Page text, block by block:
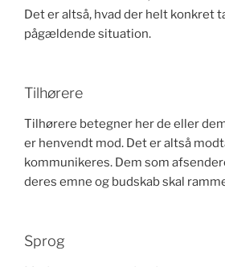
Det er altså, hvad der helt konkret
pågældende situation.
Tilhørere
Tilhørere betegner her de eller
er henvendt mod. Det er altså
kommunikeres. Dem som
deres emne og budskab skal
Sprog